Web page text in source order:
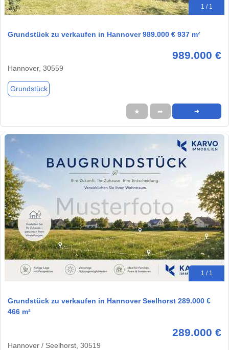
1 / 1
Grundstück zu verkaufen in Hannover 989.000 € 937 m²
989.000 €
Hannover, 30559
Grundstück
★ ➦ ➜
1 / 1
Grundstück zu verkaufen in Hannover Seelhorst 289.000 €
466 m²
289.000 €
Hannover / Seelhorst, 30519